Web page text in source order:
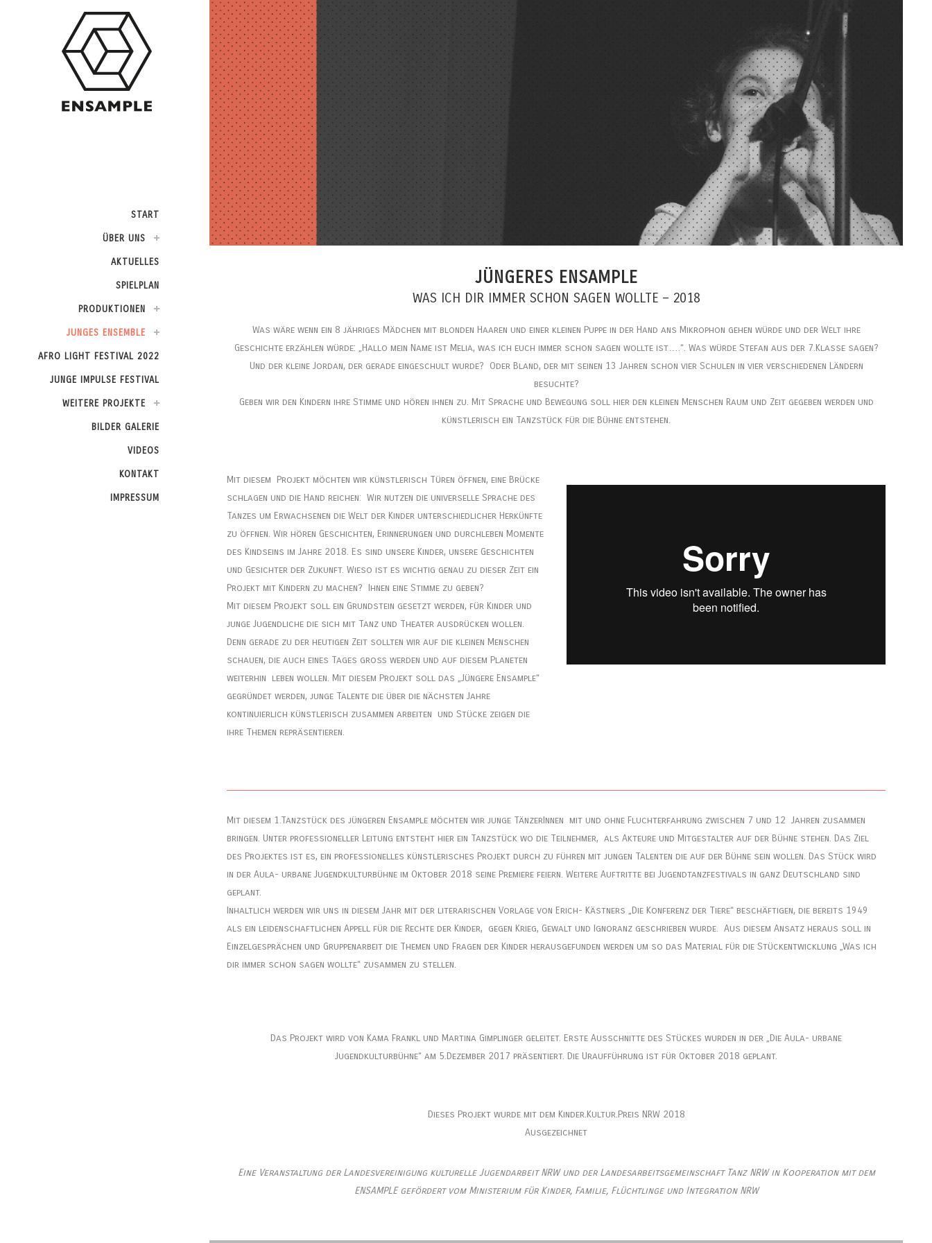
START
ÜBER UNS
AKTUELLES
SPIELPLAN
PRODUKTIONEN
JUNGES ENSEMBLE
AFRO LIGHT FESTIVAL 2022
JUNGE IMPULSE FESTIVAL
WEITERE PROJEKTE
BILDER GALERIE
VIDEOS
KONTAKT
IMPRESSUM
JÜNGERES ENSAMPLE
WAS ICH DIR IMMER SCHON SAGEN WOLLTE – 2018
Was wäre wenn ein 8 jähriges Mädchen mit blonden Haaren und einer kleinen Puppe in der Hand ans Mikrophon gehen würde und der Welt ihre
Geschichte erzählen würde: „Hallo mein Name ist Melia, was ich euch immer schon sagen wollte ist….“. Was würde Stefan aus der 7.Klasse sagen?
Und der kleine Jordan, der gerade eingeschult wurde? Oder Bland, der mit seinen 13 Jahren schon vier Schulen in vier verschiedenen Ländern
besuchte?
Geben wir den Kindern ihre Stimme und hören ihnen zu. Mit Sprache und Bewegung soll hier den kleinen Menschen Raum und Zeit gegeben werden und
künstlerisch ein Tanzstück für die Bühne entstehen.
Mit diesem Projekt möchten wir künstlerisch Türen öffnen, eine Brücke
schlagen und die Hand reichen: Wir nutzen die universelle Sprache des
Tanzes um Erwachsenen die Welt der Kinder unterschiedlicher Herkünfte
zu öffnen. Wir hören Geschichten, Erinnerungen und durchleben Momente
des Kindseins im Jahre 2018. Es sind unsere Kinder, unsere Geschichten
und Gesichter der Zukunft. Wieso ist es wichtig genau zu dieser Zeit ein
Projekt mit Kindern zu machen? Ihnen eine Stimme zu geben?
Mit diesem Projekt soll ein Grundstein gesetzt werden, für Kinder und
junge Jugendliche die sich mit Tanz und Theater ausdrücken wollen.
Denn gerade zu der heutigen Zeit sollten wir auf die kleinen Menschen
schauen, die auch eines Tages groß werden und auf diesem Planeten
weiterhin leben wollen. Mit diesem Projekt soll das „Jüngere Ensample“
gegründet werden, junge Talente die über die nächsten Jahre
kontinuierlich künstlerisch zusammen arbeiten und Stücke zeigen die
ihre Themen repräsentieren.
Mit diesem 1.Tanzstück des jüngeren Ensample möchten wir junge TänzerInnen mit und ohne Fluchterfahrung zwischen 7 und 12 Jahren zusammen
bringen. Unter professioneller Leitung entsteht hier ein Tanzstück wo die Teilnehmer, als Akteure und Mitgestalter auf der Bühne stehen. Das Ziel
des Projektes ist es, ein professionelles künstlerisches Projekt durch zu führen mit jungen Talenten die auf der Bühne sein wollen. Das Stück wird
in der Aula- urbane Jugendkulturbühne im Oktober 2018 seine Premiere feiern. Weitere Auftritte bei Jugendtanzfestivals in ganz Deutschland sind
geplant.
Inhaltlich werden wir uns in diesem Jahr mit der literarischen Vorlage von Erich- Kästners „Die Konferenz der Tiere“ beschäftigen, die bereits 1949
als ein leidenschaftlichen Appell für die Rechte der Kinder, gegen Krieg, Gewalt und Ignoranz geschrieben wurde. Aus diesem Ansatz heraus soll in
Einzelgesprächen und Gruppenarbeit die Themen und Fragen der Kinder herausgefunden werden um so das Material für die Stückentwicklung „Was ich
dir immer schon sagen wollte“ zusammen zu stellen.
Das Projekt wird von Kama Frankl und Martina Gimplinger geleitet. Erste Ausschnitte des Stückes wurden in der „Die Aula- urbane
Jugendkulturbühne“ am 5.Dezember 2017 präsentiert. Die Uraufführung ist für Oktober 2018 geplant.
Dieses Projekt wurde mit dem Kinder.Kultur.Preis NRW 2018
Ausgezeichnet
Eine Veranstaltung der Landesvereinigung kulturelle Jugendarbeit NRW und der Landesarbeitsgemeinschaft Tanz NRW in Kooperation mit dem
ENSAMPLE gefördert vom Ministerium für Kinder, Familie, Flüchtlinge und Integration NRW